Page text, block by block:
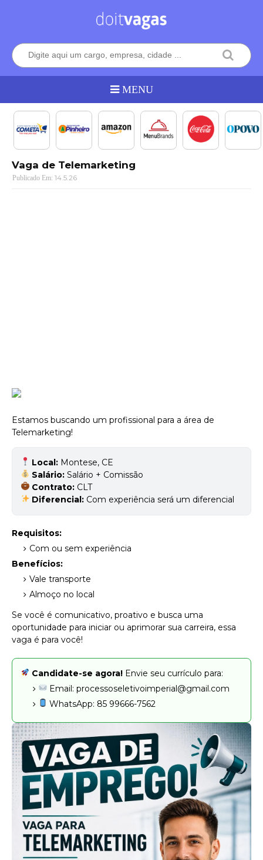
Vaga de Telemarketing
14.5.26
Estamos buscando um profissional para a área de
Telemarketing!
Local: Montese, CE
Salário: Salário + Comissão
Contrato: CLT
Diferencial: Com experiência será um diferencial
Requisitos:
Com ou sem experiência
Benefícios:
Vale transporte
Almoço no local
Se você é comunicativo, proativo e busca uma
oportunidade para iniciar ou aprimorar sua carreira, essa
vaga é para você!
Candidate-se agora! Envie seu currículo para:
Email: processoseletivoimperial@gmail.com
WhatsApp: 85 99666-7562